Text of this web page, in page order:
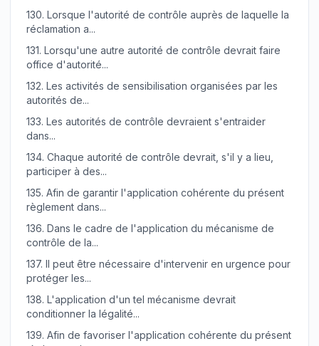
130. Lorsque l'autorité de contrôle auprès de laquelle la
réclamation a...
131. Lorsqu'une autre autorité de contrôle devrait faire
office d'autorité...
132. Les activités de sensibilisation organisées par les
autorités de...
133. Les autorités de contrôle devraient s'entraider
dans...
134. Chaque autorité de contrôle devrait, s'il y a lieu,
participer à des...
135. Afin de garantir l'application cohérente du présent
règlement dans...
136. Dans le cadre de l'application du mécanisme de
contrôle de la...
137. Il peut être nécessaire d'intervenir en urgence pour
protéger les...
138. L'application d'un tel mécanisme devrait
conditionner la légalité...
139. Afin de favoriser l'application cohérente du présent